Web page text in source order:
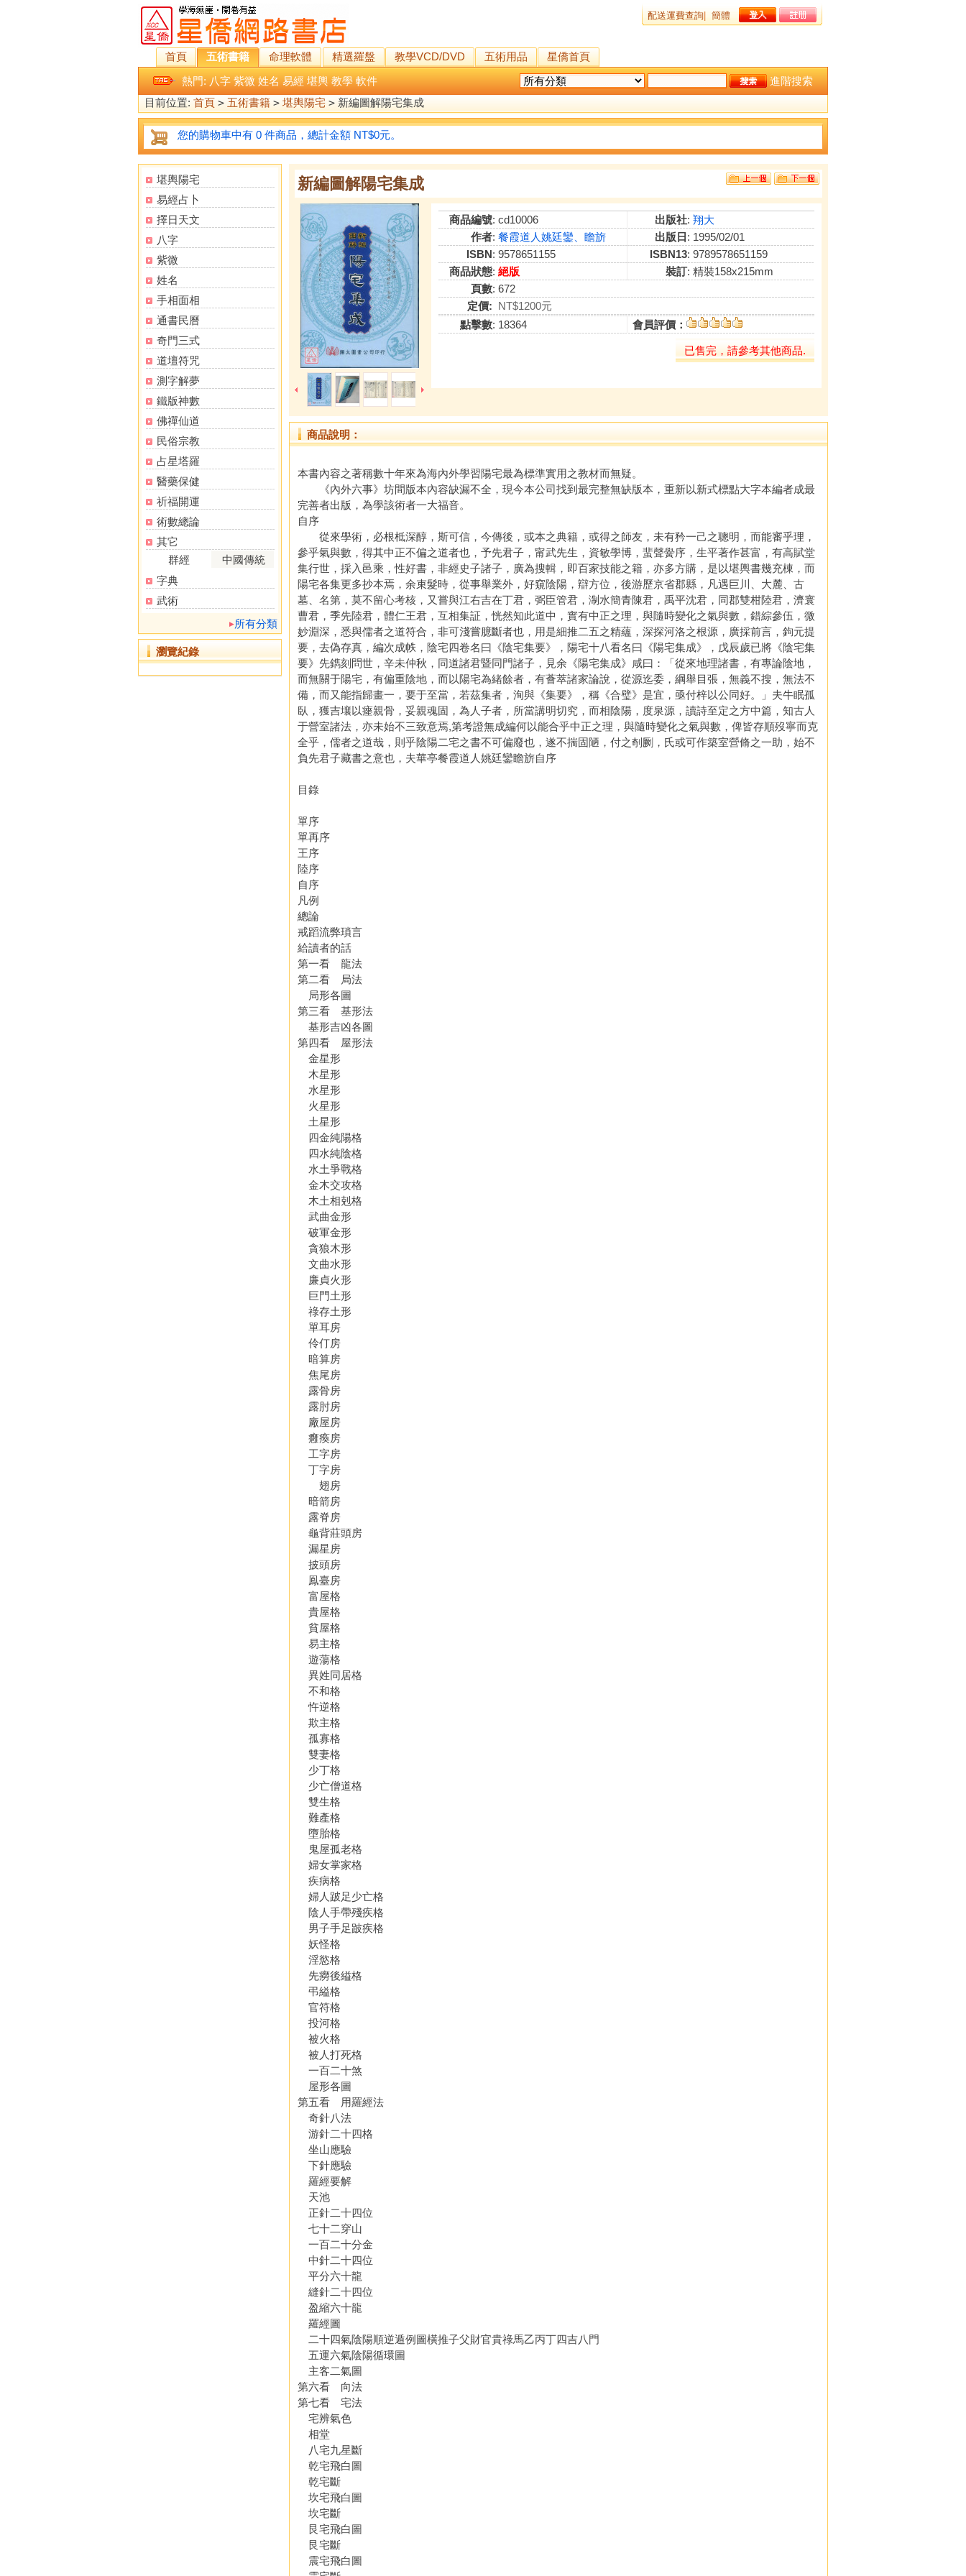
配送運費查詢 簡體
首頁 五術書籍 命理軟體 精選羅盤 教學VCD/DVD 五術用品
星僑首頁
熱門: 八字 紫微 姓名 易經 堪輿 教學 軟件
進階搜索
目前位置: 首頁 > 五術書籍 > 堪輿陽宅 > 新編圖解陽宅集成
您的購物車中有 0 件商品，總計金額 NT$0元。
堪輿陽宅
易經占卜
擇日天文
八字
紫微
姓名
手相面相
通書民曆
奇門三式
道壇符咒
測字解夢
鐵版神數
佛禪仙道
民俗宗教
占星塔羅
醫藥保健
祈福開運
術數總論
其它
群經
中國傳統
字典
武術
所有分類
瀏覽紀錄
新編圖解陽宅集成
商品編號: cd10006 出版社: 翔大
作者: 餐霞道人姚廷鑾、瞻旂 出版日 : 1995/02/01
ISBN: 9578651155 ISBN13: 9789578651159
商品狀態: 絕版 裝訂: 精裝158x215mm
頁數: 672
定價: NT$1200元
點擊數: 18364 會員評價：
已售完，請參考其他商品.
商品說明：
本書內容之著稱數十年來為海內外學習陽宅最為標準實用之教材而無疑。
《內外六事》坊間版本內容缺漏不全，現今本公司找到最完整無缺版本，重新以新式標點大字本編者成最
完善者出版，為學該術者一大福音。
自序
從來學術，必根柢深醇，斯可信，今傳後，或本之典籍，或得之師友，未有矜一己之聰明，而能審乎理，
參乎氣與數，得其中正不偏之道者也，予先君子，甯武先生，資敏學博，蜚聲黌序，生平著作甚富，有高賦堂
集行世，採入邑乘，性好書，非經史子諸子，廣為搜輯，即百家技能之籍，亦多方購，是以堪輿書幾充棟，而
陽宅各集更多抄本焉，余束髮時，從事舉業外，好窺陰陽，辯方位，後游歷京省郡縣，凡遇巨川、大麓、古
墓、名第，莫不留心考核，又嘗與江右吉在丁君，弼臣管君，淛水簡青陳君，禹平沈君，同郡雙柑陸君，濟寰
曹君，季先陸君，體仁王君，互相集証，恍然知此道中，實有中正之理，與隨時變化之氣與數，錯綜參伍，微
妙淵深，悉與儒者之道符合，非可淺嘗臆斷者也，用是細推二五之精蘊，深探河洛之根源，廣採前言，鉤元提
要，去偽存真，編次成帙，陰宅四卷名曰《陰宅集要》，陽宅十八看名曰《陽宅集成》，戊辰歲已將《陰宅集
要》先鐫刻問世，辛未仲秋，同道諸君暨同門諸子，見余《陽宅集成》咸曰：「從來地理諸書，有專論陰地，
而無關于陽宅，有偏重陰地，而以陽宅為緒餘者，有薈萃諸家論說，從源迄委，綱舉目張，無義不搜，無法不
備，而又能指歸畫一，要于至當，若茲集者，洵與《集要》，稱《合璧》是宜，亟付梓以公同好。」夫牛眠孤
臥，獲吉壤以瘞親骨，妥親魂固，為人子者，所當講明切究，而相陰陽，度泉源，讀詩至定之方中篇，知古人
于營室諸法，亦未始不三致意焉,第考證無成編何以能合乎中正之理，與隨時變化之氣與數，俾皆存順歿寧而克
全乎，儒者之道哉，則乎陰陽二宅之書不可偏廢也，遂不揣固陋，付之剞劂，氏或可作築室營脩之一助，始不
負先君子藏書之意也，夫華亭餐霞道人姚廷鑾瞻旂自序
目錄
單序
單再序
王序
陸序
自序
凡例
總論
戒蹈流弊瑣言
給讀者的話
第一看 龍法
第二看 局法
局形各圖
第三看 基形法
基形吉凶各圖
第四看 屋形法
金星形
木星形
水星形
火星形
土星形
四金純陽格
四水純陰格
水土爭戰格
金木交攻格
木土相剋格
武曲金形
破軍金形
貪狼木形
文曲水形
廉貞火形
巨門土形
祿存土形
單耳房
伶仃房
暗算房
焦尾房
露骨房
露肘房
廠屋房
癰瘓房
工字房
丁字房
翅房
暗箭房
露脊房
龜背莊頭房
漏星房
披頭房
鳯臺房
富屋格
貴屋格
貧屋格
易主格
遊蕩格
異姓同居格
不和格
忤逆格
欺主格
孤寡格
雙妻格
少丁格
少亡僧道格
雙生格
難產格
墮胎格
鬼屋孤老格
婦女掌家格
疾病格
婦人跛足少亡格
陰人手帶殘疾格
男子手足跛疾格
妖怪格
淫慾格
先癆後縊格
弔縊格
官符格
投河格
被火格
被人打死格
一百二十煞
屋形各圖
第五看 用羅經法
奇針八法
游針二十四格
坐山應驗
下針應驗
羅經要解
天池
正針二十四位
七十二穿山
一百二十分金
中針二十四位
平分六十龍
縫針二十四位
盈縮六十龍
羅經圖
二十四氣陰陽順逆遁例圖橫推子父財官貴祿馬乙丙丁四吉八門
五運六氣陰陽循環圖
主客二氣圖
第六看 向法
第七看 宅法
宅辨氣色
相堂
八宅九星斷
乾宅飛白圖
乾宅斷
坎宅飛白圖
坎宅斷
艮宅飛白圖
艮宅斷
震宅飛白圖